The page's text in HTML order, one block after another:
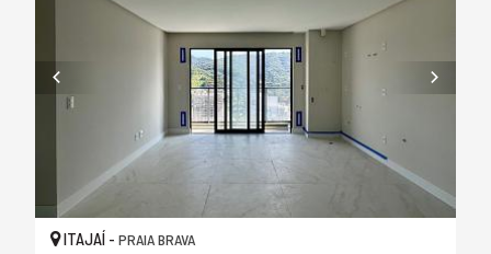
ITAJAÍ - PRAIA BRAVA